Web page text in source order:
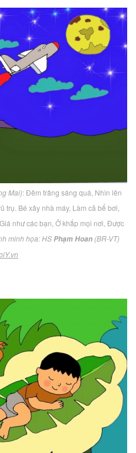
Mai): Đêm trăng sáng quá, Nhìn lên
trụ. Bé xây nhà máy, Làm cả bể bơi,
như các bạn, Ở khắp mọi nơi, Được
minh họa: HSPhạm Hoan(BR-VT)